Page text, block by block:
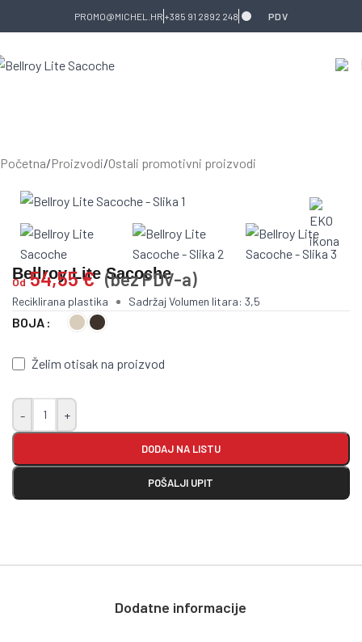
Skip to navigationSkip to main content
PROMO@MICHEL.HR +385 91 2892 248 PDV
Početna/Proizvodi/Ostali promotivni proizvodi
Bellroy Lite Sacoche
Od 54,55€ (bez PDV-a)
Reciklirana plastika Sadržaj Volumen litara: 3,5
BOJA
Želim otisak na proizvod
- +
DODAJ NA LISTU
POŠALJI UPIT
Dodatne informacije